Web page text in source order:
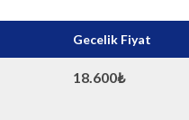
Gecelik Fiyat
18.600₺